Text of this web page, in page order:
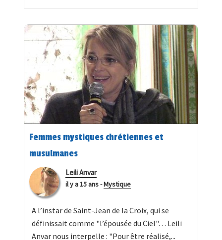
Femmes mystiques chrétiennes et
musulmanes
Leili Anvar
il y a 15 ans-Mystique
A l’instar de Saint-Jean de la Croix, qui se
définissait comme "l’épousée du Ciel"… Leili
Anvar nous interpelle : "Pour être réalisé,...